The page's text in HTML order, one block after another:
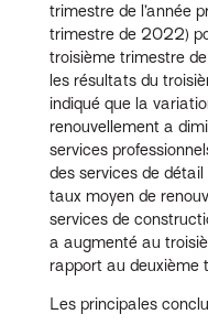
trimestre de l’année
trimestre de 2022)
troisième trimestre
les résultats du
indiqué que la
renouvellement a
services
des services de détail
taux moyen de
services de
a augmenté au
rapport au
Les principales